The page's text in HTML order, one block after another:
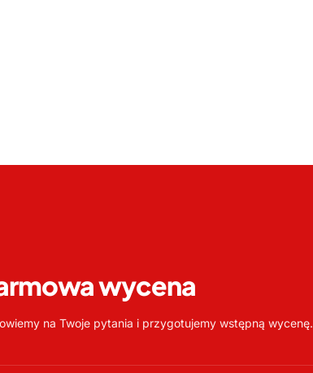
wycena
na Twoje pytania i przygotujemy wstępną wycenę.